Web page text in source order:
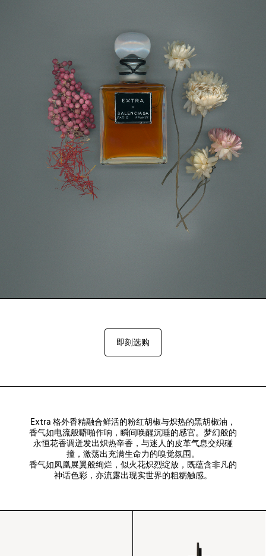
即刻选购
Extra 格外香精融合鲜活的粉红胡椒与炽热的黑胡椒油，
香气如电流般噼啪作响，瞬间唤醒沉睡的感官。梦幻般的
永恒花香调迸发出炽热辛香，与迷人的皮革气息交织碰
撞，激荡出充满生命力的嗅觉氛围。
香气如凤凰展翼般绚烂，似火花炽烈绽放，既蕴含非凡的